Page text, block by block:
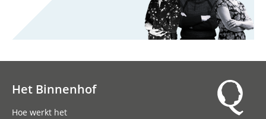
Het Binnenhof
Hoe werkt het